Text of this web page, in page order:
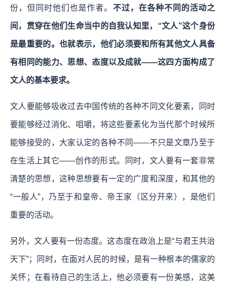
份，但同时他们也是作者。 不过，在各种不同的活动之
间，贯穿在他们生命当中的自我认知里，“文人”这个身份
是最重要的。也就表示，他们必须要和所有其他文人具备
有相同的能力、思想、态度以及成就——这四方面构成了
文人的基本要求。
文人要能够吸收过去中国传统的各种不同文化要素，同时
要能够经过消化、咀嚼，将这些要素化为当代那个时候所
能够接受的，大家认定的各种不同——不只是文章乃至于
在生活上其它——创作的形式。同时，文人要有一套非常
清楚的思想，这种思想要有一定的广度和深度，和其他的
“一般人”，乃至于和皇帝、帝王家（区分开来），是他们
重要的活动。
另外，文人要有一份态度。这态度在政治上是“与君王共治
天下”；同时，在面对人民的时候，是有一种根本的儒家的
关怀；在看待自己的生活上，他必须要有一份美感，这美